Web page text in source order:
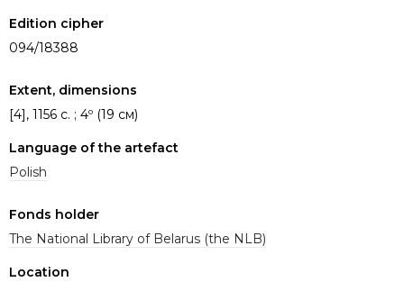
Edition cipher
094/18388
Extent, dimensions
[4], 1156 c. ; 4º (19 см)
Language of the artefact
Polish
Fonds holder
The National Library of Belarus (the NLB)
Location